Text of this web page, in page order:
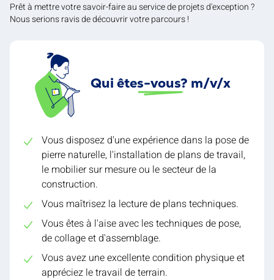
Prêt à mettre votre savoir-faire au service de projets d'exception ?
Nous serions ravis de découvrir votre parcours !
Qui êtes-vous? m/v/x
Vous disposez d'une expérience dans la pose de
pierre naturelle, l'installation de plans de travail,
le mobilier sur mesure ou le secteur de la
construction.
Vous maîtrisez la lecture de plans techniques.
Vous êtes à l'aise avec les techniques de pose,
de collage et d'assemblage.
Vous avez une excellente condition physique et
appréciez le travail de terrain.